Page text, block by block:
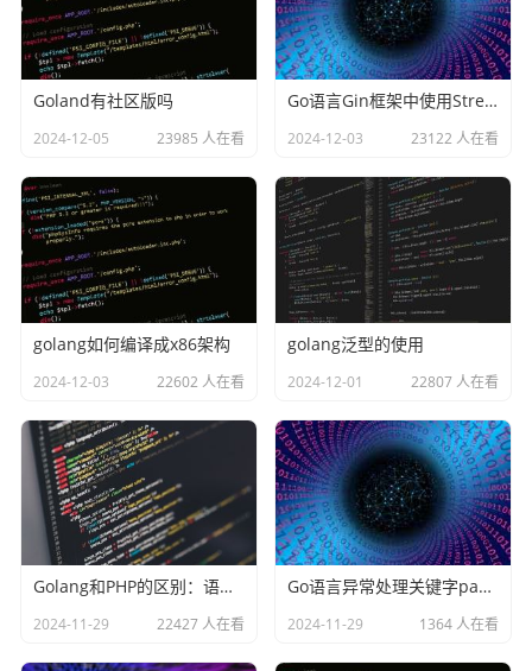
Goland有社区版吗
2024-12-05 23985 人在看
Go语言Gin框架中使用Stream和SSE实现类似ChatGPT的效果
2024-12-03 23122 人在看
golang如何编译成x86架构
2024-12-03 22602 人在看
golang泛型的使用
2024-12-01 22807 人在看
Golang和PHP的区别：语言类型、难易、性能、安全
2024-11-29 22427 人在看
Go语言异常处理关键字panic和recover
2024-11-29 1364 人在看